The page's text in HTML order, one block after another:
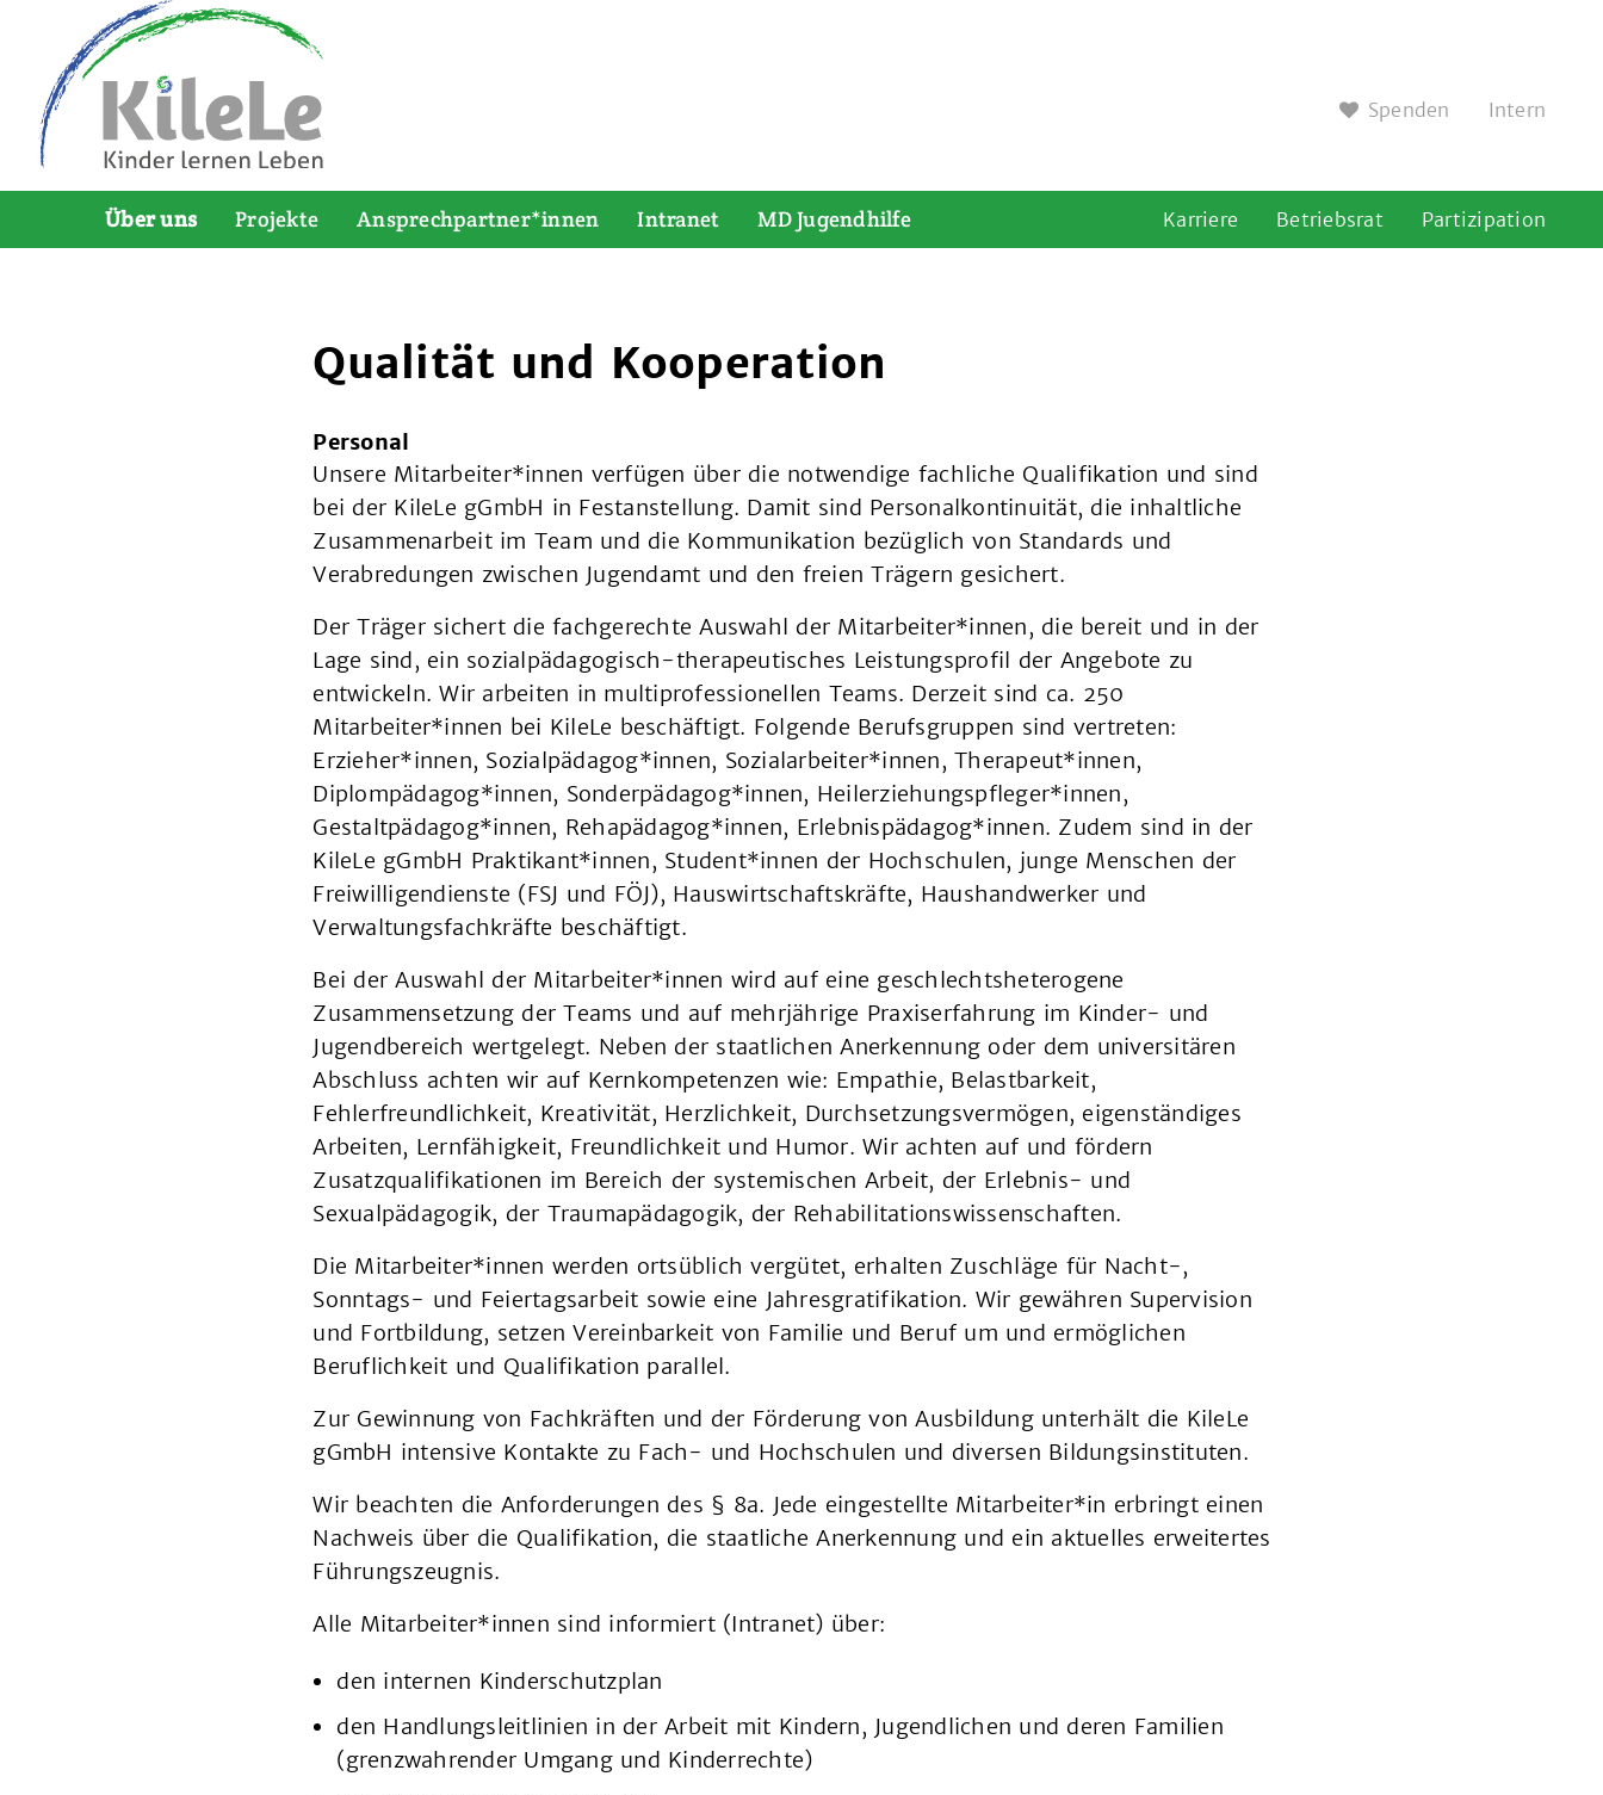
Über uns Projekte Ansprechpartner*innen Intranet MD Jugendhilfe Karriere Betriebsrat Partizipation
Spenden Intern
Qualität und Kooperation
Personal
Unsere Mitarbeiter*innen verfügen über die notwendige fachliche Qualifikation und sind
bei der KileLe gGmbH in Festanstellung. Damit sind Personalkontinuität, die inhaltliche
Zusammenarbeit im Team und die Kommunikation bezüglich von Standards und
Verabredungen zwischen Jugendamt und den freien Trägern gesichert.
Der Träger sichert die fachgerechte Auswahl der Mitarbeiter*innen, die bereit und in der
Lage sind, ein sozialpädagogisch-therapeutisches Leistungsprofil der Angebote zu
entwickeln. Wir arbeiten in multiprofessionellen Teams. Derzeit sind ca. 250
Mitarbeiter*innen bei KileLe beschäftigt. Folgende Berufsgruppen sind vertreten:
Erzieher*innen, Sozialpädagog*innen, Sozialarbeiter*innen, Therapeut*innen,
Diplompädagog*innen, Sonderpädagog*innen, Heilerziehungspfleger*innen,
Gestaltpädagog*innen, Rehapädagog*innen, Erlebnispädagog*innen. Zudem sind in der
KileLe gGmbH Praktikant*innen, Student*innen der Hochschulen, junge Menschen der
Freiwilligendienste (FSJ und FÖJ), Hauswirtschaftskräfte, Haushandwerker und
Verwaltungsfachkräfte beschäftigt.
Bei der Auswahl der Mitarbeiter*innen wird auf eine geschlechtsheterogene
Zusammensetzung der Teams und auf mehrjährige Praxiserfahrung im Kinder- und
Jugendbereich wertgelegt. Neben der staatlichen Anerkennung oder dem universitären
Abschluss achten wir auf Kernkompetenzen wie: Empathie, Belastbarkeit,
Fehlerfreundlichkeit, Kreativität, Herzlichkeit, Durchsetzungsvermögen, eigenständiges
Arbeiten, Lernfähigkeit, Freundlichkeit und Humor. Wir achten auf und fördern
Zusatzqualifikationen im Bereich der systemischen Arbeit, der Erlebnis- und
Sexualpädagogik, der Traumapädagogik, der Rehabilitationswissenschaften.
Die Mitarbeiter*innen werden ortsüblich vergütet, erhalten Zuschläge für Nacht-,
Sonntags- und Feiertagsarbeit sowie eine Jahresgratifikation. Wir gewähren Supervision
und Fortbildung, setzen Vereinbarkeit von Familie und Beruf um und ermöglichen
Beruflichkeit und Qualifikation parallel.
Zur Gewinnung von Fachkräften und der Förderung von Ausbildung unterhält die KileLe
gGmbH intensive Kontakte zu Fach- und Hochschulen und diversen Bildungsinstituten.
Wir beachten die Anforderungen des § 8a. Jede eingestellte Mitarbeiter*in erbringt einen
Nachweis über die Qualifikation, die staatliche Anerkennung und ein aktuelles erweitertes
Führungszeugnis.
Alle Mitarbeiter*innen sind informiert (Intranet) über:
den internen Kinderschutzplan
den Handlungsleitlinien in der Arbeit mit Kindern, Jugendlichen und deren Familien
(grenzwahrender Umgang und Kinderrechte)